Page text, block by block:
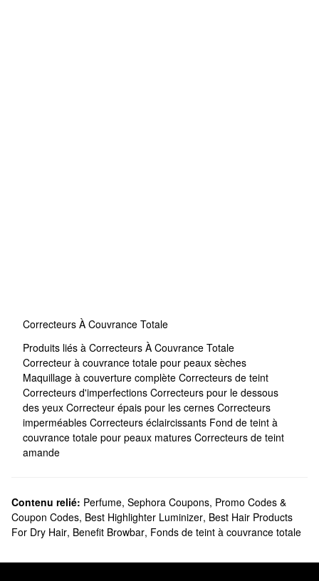
Correcteurs À Couvrance Totale
Produits liés à Correcteurs À Couvrance Totale
Correcteur à couvrance totale pour peaux sèches
Maquillage à couverture complète Correcteurs de teint
Correcteurs d'imperfections Correcteurs pour le dessous
des yeux Correcteur épais pour les cernes Correcteurs
imperméables Correcteurs éclaircissants Fond de teint à
couvrance totale pour peaux matures Correcteurs de teint
amande
Contenu relié: Perfume, Sephora Coupons, Promo Codes &
Coupon Codes, Best Highlighter Luminizer, Best Hair Products
For Dry Hair, Benefit Browbar, Fonds de teint à couvrance totale